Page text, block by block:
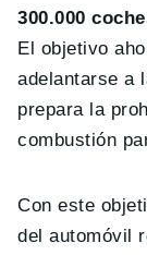
300.000
El objetivo
adelantarse a
prepara la
combustión
Con este
del automóvil